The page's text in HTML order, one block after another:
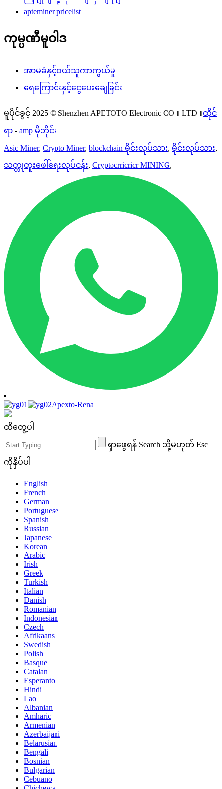
apteminer pricelist
ကုမ္ပဏီမူဝါဒ
အာမခံနှင့်ဝယ်သူကာကွယ်မှု
ရေကြောင်းနှင့်ငွေပေးချေခြင်း
မူပိုင်ခွင့် 2025 © Shenzhen APETOTO Electronic CO ။ LTD ။ထိုင်
ရာ - amp မိုဘိုင်း
Asic Miner, Crypto Miner, blockchain မိုင်းလုပ်သား, မိုင်းလုပ်သား,
သတ္တုတူးဖေါ်ရေးလုပ်ငန်း, Cryptocrricricr MINING,
Apexto-Rena
ထိတွေ့ပါ
ရှာဖွေရန် Search သို့မဟုတ် Esc
ကိုနှိပ်ပါ
English
French
German
Portuguese
Spanish
Russian
Japanese
Korean
Arabic
Irish
Greek
Turkish
Italian
Danish
Romanian
Indonesian
Czech
Afrikaans
Swedish
Polish
Basque
Catalan
Esperanto
Hindi
Lao
Albanian
Amharic
Armenian
Azerbaijani
Belarusian
Bengali
Bosnian
Bulgarian
Cebuano